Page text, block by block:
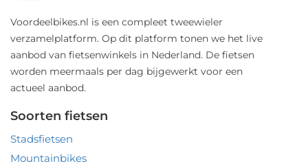
Voordeelbikes.nl is een compleet tweewieler
verzamelplatform. Op dit platform tonen we het live
aanbod van fietsenwinkels in Nederland. De fietsen
worden meermaals per dag bijgewerkt voor een
actueel aanbod.
Soorten fietsen
Stadsfietsen
Mountainbikes